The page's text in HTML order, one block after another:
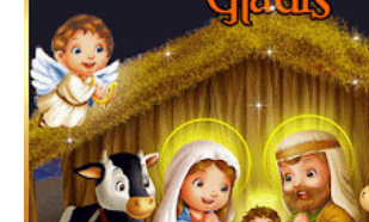
Feliz Navidad y próspero Año Nuevo